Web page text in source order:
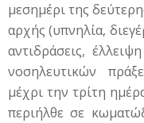
μεσημέρι της
αρχής (υπνηλία,
αντιδράσεις,
νοσηλευτικών
μέχρι την τρίτη
περιήλθε σε